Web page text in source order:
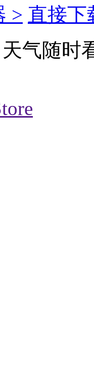
> 直接下
气随时